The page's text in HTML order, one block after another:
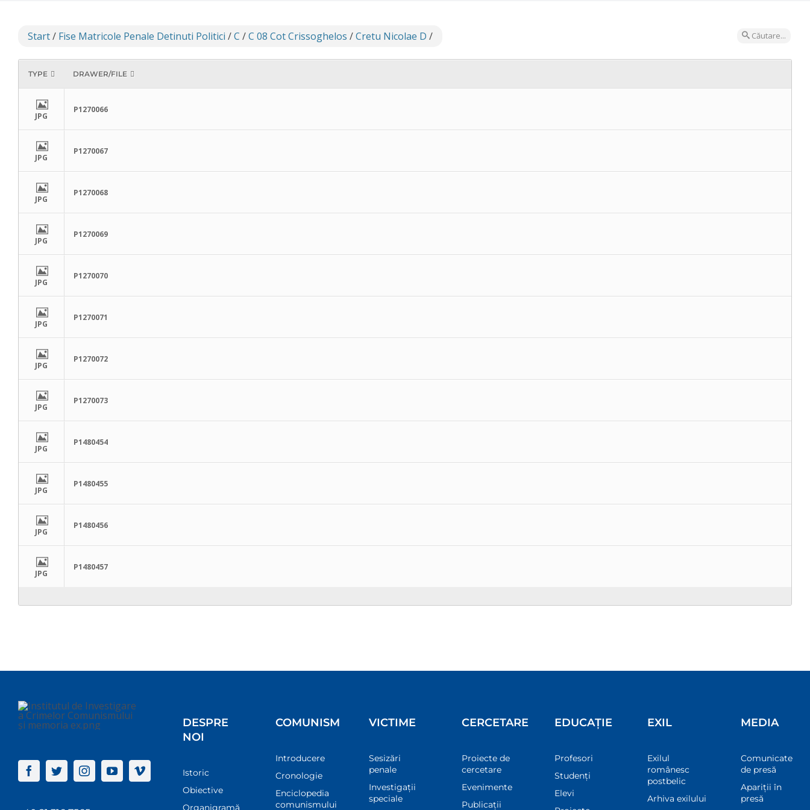
Start/ Fise Matricole Penale Detinuti Politici /C /C 08 Cot Crissoghelos /Cretu Nicolae D / Căutare...
TYPE DRAWER/FILE
JPG
P1270066
JPG
P1270067
JPG
P1270068
JPG
P1270069
JPG
P1270070
JPG
P1270071
JPG
P1270072
JPG
P1270073
JPG
P1480454
JPG
P1480455
JPG
P1480456
JPG
P1480457
DESPRE
NOI
Istoric
Obiective
Organigramă
COMUNISM
Introducere
Cronologie
Enciclopedia
comunismului
VICTIME
Sesizări
penale
Investigații
speciale
CERCETARE
Proiecte de
cercetare
Evenimente
Publicații
EDUCAȚIE
Profesori
Studenți
Elevi
EXIL
Exilul
românesc
postbelic
Arhiva exilului
MEDIA
Comunicate
de presă
Apariții în
presă